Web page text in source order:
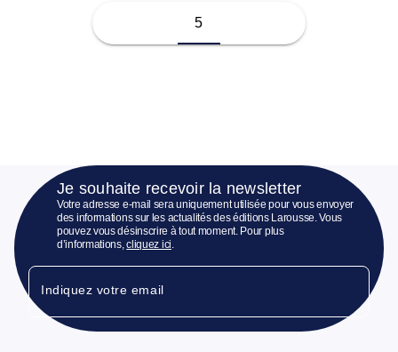
5
Je souhaite recevoir la newsletter
Votre adresse e-mail sera uniquement utilisée pour vous envoyer
des informations sur les actualités des éditions Larousse. Vous
pouvez vous désinscrire à tout moment. Pour plus
d’informations,cliquez ici.
Indiquez votre email